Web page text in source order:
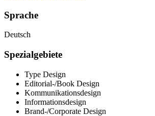
Sprache
Deutsch
Spezialgebiete
Type Design
Editorial-/Book Design
Kommunikationsdesign
Informationsdesign
Brand-/Corporate Design